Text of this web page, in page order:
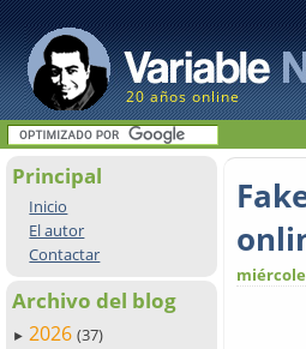
20 años online
Principal
Inicio
El autor
Contactar
Archivo del blog
► 2026 (37)